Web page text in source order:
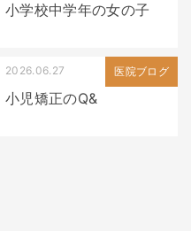
小学校中学年の女の子
医院ブログ
2026.06.27
小児矯正のQ&